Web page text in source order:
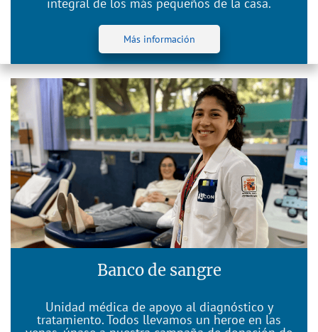
Más información
Banco de sangre
Unidad médica de apoyo al diagnóstico y
tratamiento. Todos llevamos un heroe en las